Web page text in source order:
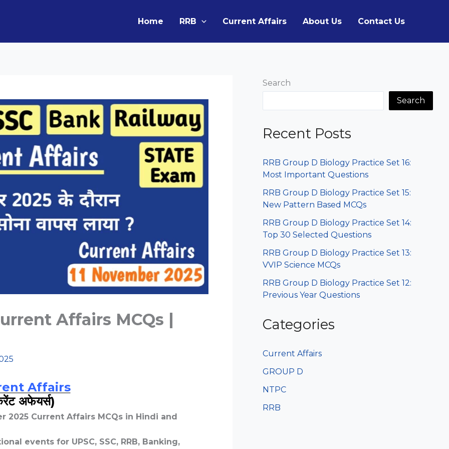
Home RRB Current Affairs About Us Contact Us
Affairs MCQs |
Affairs
अफेयर्स)
2025 Current Affairs MCQs in Hindi and
events for UPSC, SSC, RRB, Banking,
Search
Search
Recent Posts
RRB Group D Biology Practice Set 16:
Most Important Questions
RRB Group D Biology Practice Set 15:
New Pattern Based MCQs
RRB Group D Biology Practice Set 14:
Top 30 Selected Questions
RRB Group D Biology Practice Set 13:
VVIP Science MCQs
RRB Group D Biology Practice Set 12:
Previous Year Questions
Categories
Current Affairs
GROUP D
NTPC
RRB